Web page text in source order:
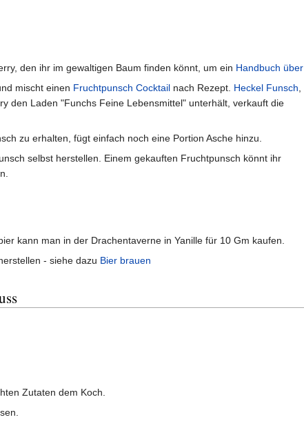
den ihr im gewaltigen Baum finden könnt, um ein Handbuch über
mischt einen Fruchtpunsch Cocktail nach Rezept. Heckel Funsch
den Laden "Funchs Feine Lebensmittel" unterhält, verkauft die
zu erhalten, fügt einfach noch eine Portion Asche hinzu.
selbst herstellen. Einem gekauften Fruchtpunsch könnt ihr
kann man in der Drachentaverne in Yanille für 10 Gm kaufen.
- siehe dazu Bier brauen
Zutaten dem Koch.